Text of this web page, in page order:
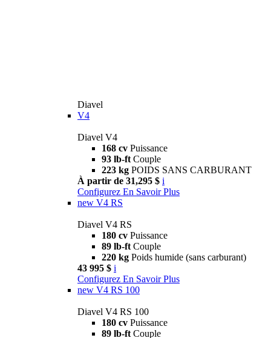
Diavel
V4
Diavel V4
168 cv Puissance
93 lb-ft Couple
223 kg POIDS SANS CARBURANT
À partir de 31,295 $ i
Configurez En Savoir Plus
new V4 RS
Diavel V4 RS
180 cv Puissance
89 lb-ft Couple
220 kg Poids humide (sans carburant)
43 995 $ i
Configurez En Savoir Plus
new V4 RS 100
Diavel V4 RS 100
180 cv Puissance
89 lb-ft Couple